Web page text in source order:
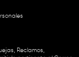
Reclamos,